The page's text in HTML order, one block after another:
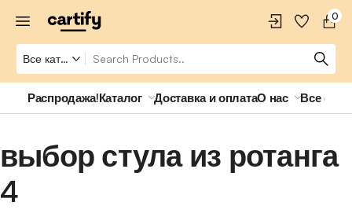
0
Распродажа!Каталог Доставка и оплатаО нас Все о
выбор стула из ротанга
4